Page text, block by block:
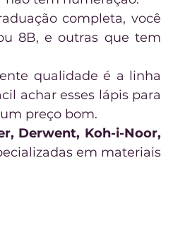
completa, você
8B, e outras que tem
achar esses lápis para
preço bom.
Derwent, Koh-i-Noor,
em materiais